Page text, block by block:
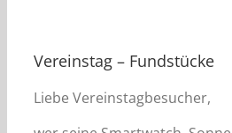
Vereinstag – Fundstücke
Liebe Vereinstagbesucher,